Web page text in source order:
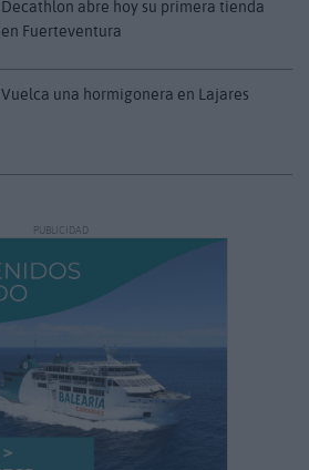
Decathlon abre hoy su primera tienda
en Fuerteventura
Vuelca una hormigonera en Lajares
PUBLICIDAD